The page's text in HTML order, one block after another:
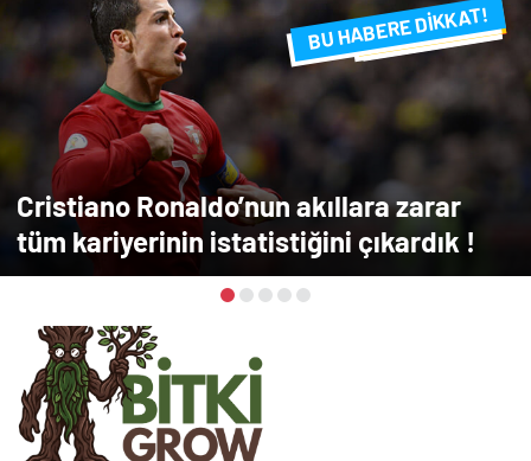
Cristiano Ronaldo’nun akıllara zarar
tüm kariyerinin istatistiğini çıkardık !
SON DAKİKA
FLAŞ FLAŞ...
BU HABERE DİKKAT!